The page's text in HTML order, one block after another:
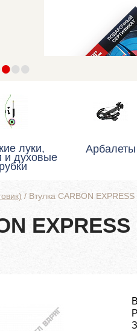
•••
луки,
и духовые
Арбалеты
/ Втулка CARBON